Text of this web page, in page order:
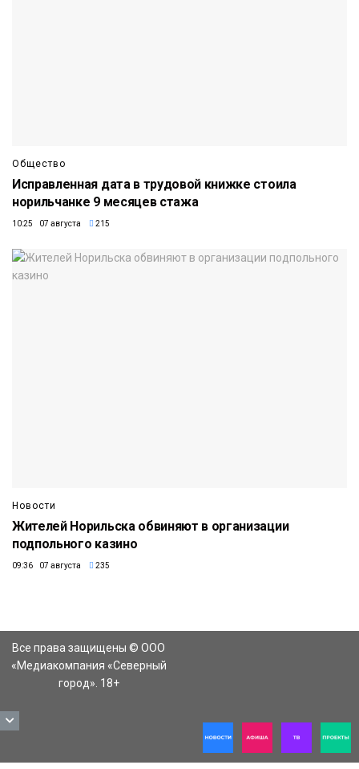
Общество
Исправленная дата в трудовой книжке стоила
норильчанке 9 месяцев стажа
10:25 07 августа 215
Новости
Жителей Норильска обвиняют в организации
подпольного казино
09:36 07 августа 235
Все права защищены © ООО
«Медиакомпания «Северный
город». 18+